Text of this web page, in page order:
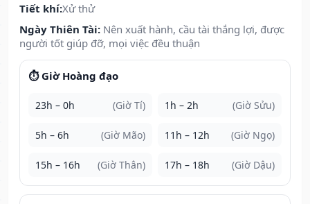
Tiết khí:Xử thử
Ngày Thiên Tài: Nên xuất hành, cầu tài thắng lợi, được
người tốt giúp đỡ, mọi việc đều thuận
⏱️ Giờ Hoàng đạo
23h – 0h (Giờ Tí) 1h – 2h (Giờ Sửu)
5h – 6h (Giờ Mão) 11h – 12h (Giờ Ngọ)
15h – 16h (Giờ Thân) 17h – 18h (Giờ Dậu)